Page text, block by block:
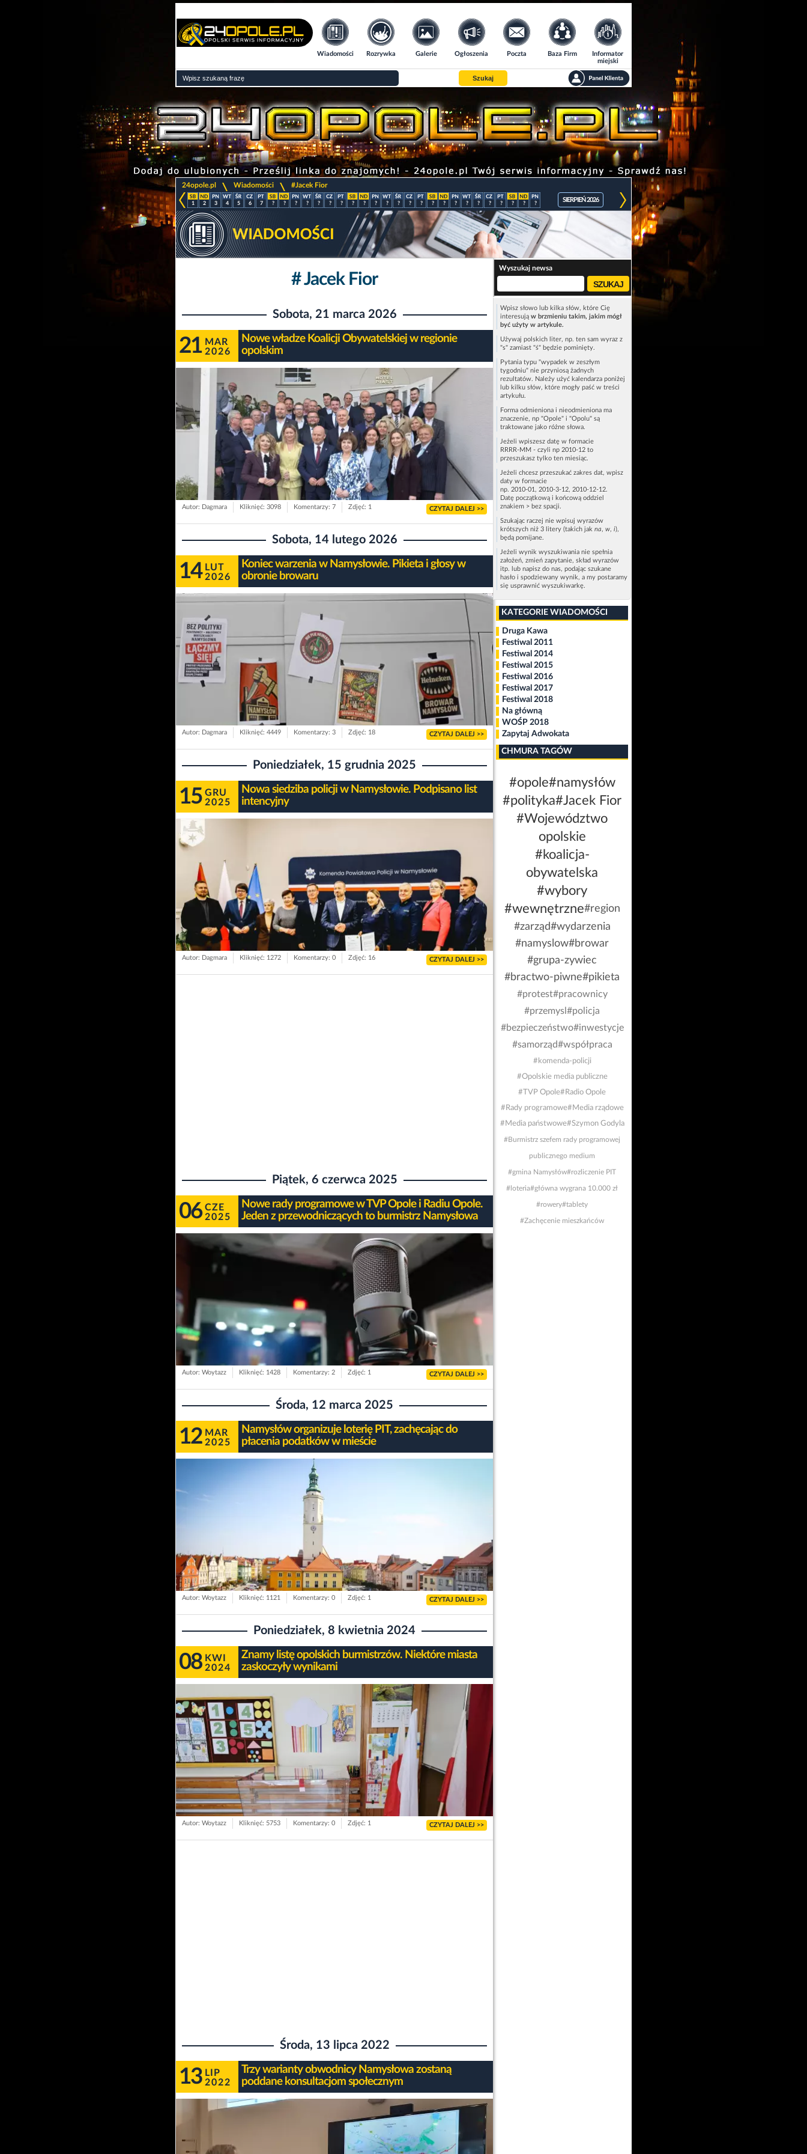
Wiadomości Rozrywka Galerie Ogłoszenia Poczta Baza Firm
Informator
miejski
Szukaj
24opole.pl
>
Wiadomości #Jacek Fior
1 2 3 4 5 6 7 ? ? ? ? ? ? ? ? ? ? ? ? ? ? ? ? ? ? ? ? ? ? ? ?
SIERPIEŃ 2026
# Jacek Fior
Sobota, 21 marca 2026
21 MAR
2026
Nowe władze Koalicji Obywatelskiej w regionie
opolskim
Autor: Dagmara Kliknięć: 3098 Komentarzy: 7 Zdjęć: 1 CZYTAJ DALEJ >>
Sobota, 14 lutego 2026
14 LUT
2026
Koniec warzenia w Namysłowie. Pikieta i głosy w
obronie browaru
Autor: Dagmara Kliknięć: 4449 Komentarzy: 3 Zdjęć: 18 CZYTAJ DALEJ >>
Poniedziałek, 15 grudnia 2025
15 GRU
2025
Nowa siedziba policji w Namysłowie. Podpisano list
intencyjny
Autor: Dagmara Kliknięć: 1272 Komentarzy: 0 Zdjęć: 16 CZYTAJ DALEJ >>
Piątek, 6 czerwca 2025
06 CZE
2025
Nowe rady programowe w TVP Opole i Radiu Opole.
Jeden z przewodniczących to burmistrz Namysłowa
Autor: Woytazz Kliknięć: 1428 Komentarzy: 2 Zdjęć: 1 CZYTAJ DALEJ >>
Środa, 12 marca 2025
12 MAR
2025
Namysłów organizuje loterię PIT, zachęcając do
płacenia podatków w mieście
Autor: Woytazz Kliknięć: 1121 Komentarzy: 0 Zdjęć: 1 CZYTAJ DALEJ >>
Poniedziałek, 8 kwietnia 2024
08 KWI
2024
Znamy listę opolskich burmistrzów. Niektóre miasta
zaskoczyły wynikami
Autor: Woytazz Kliknięć: 5753 Komentarzy: 0 Zdjęć: 1 CZYTAJ DALEJ >>
Środa, 13 lipca 2022
13 LIP
2022
Trzy warianty obwodnicy Namysłowa zostaną
poddane konsultacjom społecznym
Wyszukaj newsa
Wpisz słowo lub kilka słów, które Cię
interesują w brzmieniu takim, jakim mógł
być użyty w artykule.
Używaj polskich liter, np. ten sam wyraz z
"s" zamiast "ś" będzie pominięty.
Pytania typu "wypadek w zeszłym
tygodniu" nie przyniosą żadnych
rezultatów. Należy użyć kalendarza poniżej
lub kilku słów, które mogły paść w treści
artykułu.
Forma odmieniona i nieodmieniona ma
znaczenie, np "Opole" i "Opolu" są
traktowane jako różne słowa.
Jeżeli wpiszesz datę w formacie
RRRR-MM - czyli np 2010-12 to
przeszukasz tylko ten miesiąc.
Jeżeli chcesz przeszukać zakres dat, wpisz
daty w formacie
np. 2010-01, 2010-3-12, 2010-12-12.
Datę początkową i końcową oddziel
znakiem > bez spacji.
Szukając raczej nie wpisuj wyrazów
krótszych niż 3 litery (takich jak na, w, i),
będą pomijane.
Jeżeli wynik wyszukiwania nie spełnia
założeń, zmień zapytanie, skład wyrazów
itp. lub napisz do nas, podając szukane
hasło i spodziewany wynik, a my postaramy
się usprawnić wyszukiwarkę.
KATEGORIE WIADOMOŚCI
Druga Kawa
Festiwal 2011
Festiwal 2014
Festiwal 2015
Festiwal 2016
Festiwal 2017
Festiwal 2018
Na główną
WOŚP 2018
Zapytaj Adwokata
CHMURA TAGÓW
#opole#namysłów
#polityka#Jacek Fior
#Województwo
opolskie
#koalicja-
obywatelska
#wybory
#wewnętrzne#region
#zarząd#wydarzenia
#namyslow#browar
#grupa-zywiec
#bractwo-piwne#pikieta
#protest#pracownicy
#przemysl #policja
#bezpieczeństwo#inwestycje
#samorząd#współpraca
#komenda-policji
#Opolskie media publiczne
#TVP Opole#Radio Opole
#Rady programowe#Media rządowe
#Media państwowe#Szymon Godyla
#Burmistrz szefem rady programowej
publicznego medium
#gmina Namysłów#rozliczenie PIT
#loteria#główna wygrana 10.000 zł
#rowery#tablety
#Zachęcenie mieszkańców